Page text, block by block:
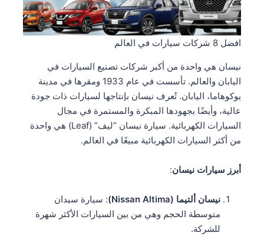
افضل 8 شركات سيارات في العالم
نيسان هي واحدة من أكبر شركات تصنيع السيارات في
اليابان والعالم. تأسست في عام 1933 ومقرها في مدينة
يوكوهاما، اليابان. تُعرف نيسان بإنتاجها لسيارات ذات جودة
عالية، وأيضًا بجهودها المبكرة والمستمرة في مجال
السيارات الكهربائية. سيارة نيسان “ليف” (Leaf) هي واحدة
من أكثر السيارات الكهربائية مبيعًا في العالم.
أبرز سيارات نيسان:
نيسان ألتيما (Nissan Altima)
: سيارة سيدان
متوسطة الحجم وهي من بين السيارات الأكثر شهرة
للشركة.